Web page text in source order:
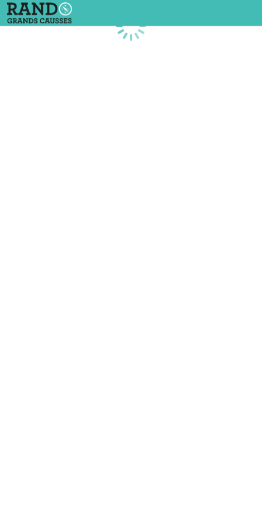
Chargement